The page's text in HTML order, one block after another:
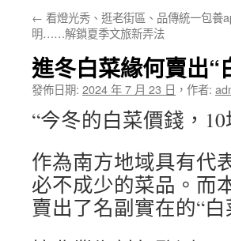
← 看燈光秀、逛老街區、品傳統一包養
明……解鎖夏季文旅新弄法
進冬白菜緣何賣出“
發佈日期: 2024 年 7 月 23 日 ， 作者:
“今冬的白菜價錢，
作為南方地域具有代
必不成少的菜品。而
賣出了名副實在的“白